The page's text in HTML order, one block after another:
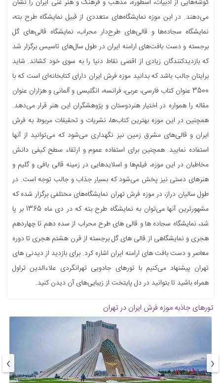
گوشه‌هایی از ادبیات، اسطوره، مذهب و فرهنگ و هنر غنی ایران را نشان
می‌دهند. در این موزه نمایشگاه‌های متعددی از قبیل نمایشگاه طرح بته،
نمایشگاه سجاده‌ها و قالی‌های طرح‌دار محراب، نمایشگاه قالی‌های گل
برجسته و دست بافت‌های ارامنه ایران در طول سال‌های تاسیس برگزار شد
که بازدیدکنندگان زیادی از اقصی نقاط دنیا را به سوی خود کشاند. شاید
برایتان جالب باشد که بدانید موزه فرش ایران دارای کتابخانه‌ای است که با
3500 عنوان کتاب فارسی‌، عربی‌، فرانسه‌، انگلیسی و آلمانی و هزاران عنوان
مقاله را همواره در اختیار هنردوستان و پژوهشگران این هنر قرار می‌دهد.
همچنین در این موزه بهترین کتاب‌ها، نشریات و تحقیقات مربوط به فرش
ایران و قالی‌های مشرق زمین نیز نگهداری می‌شود که می‌توانید از آنها
استفاده نمایید. همچنین برای استفاده عموم و ارتقاء سطح کیفی دانش
مخاطبان در این موزه‌، فیلم‌ها و اسلایدهایی در زمینه قالی ‌بافی و گلیم و
هنرهای دستی نیز پخش می‌شود که بسیار جذاب و جالب توجه است. در
طول سالیان دراز، در موزه فرش تهران نمایشگاه‌‌های مختلفی برگزار شده که
مشهورترین آنها می‌توان به نمایشگاه طرح بته که در دی ماه 1365 بر پا
شد، نمایشگاه سجاده‌ ها و قالی‌ های طرح محراب از سده دهم تا چهاردهم
هجری و نمایشگاهی از قالی‌ های گل برجسته از قرن هشتم هجری تا دوره
معاصر و دست بافت‌ های ارامنه ایران‌ اشاره کرد. برای بازدید از دیدنی های
تهران پیشنهاد می‌کنیم با تورهای جادویی تهرانگردی علاءالدین تراول
همراه باشید تا بتوانید در دل پایتخت از زیبایی‌های آن دیدن کنید.
تورهای جاذبه موزه فرش ایران در تهران
‹
›